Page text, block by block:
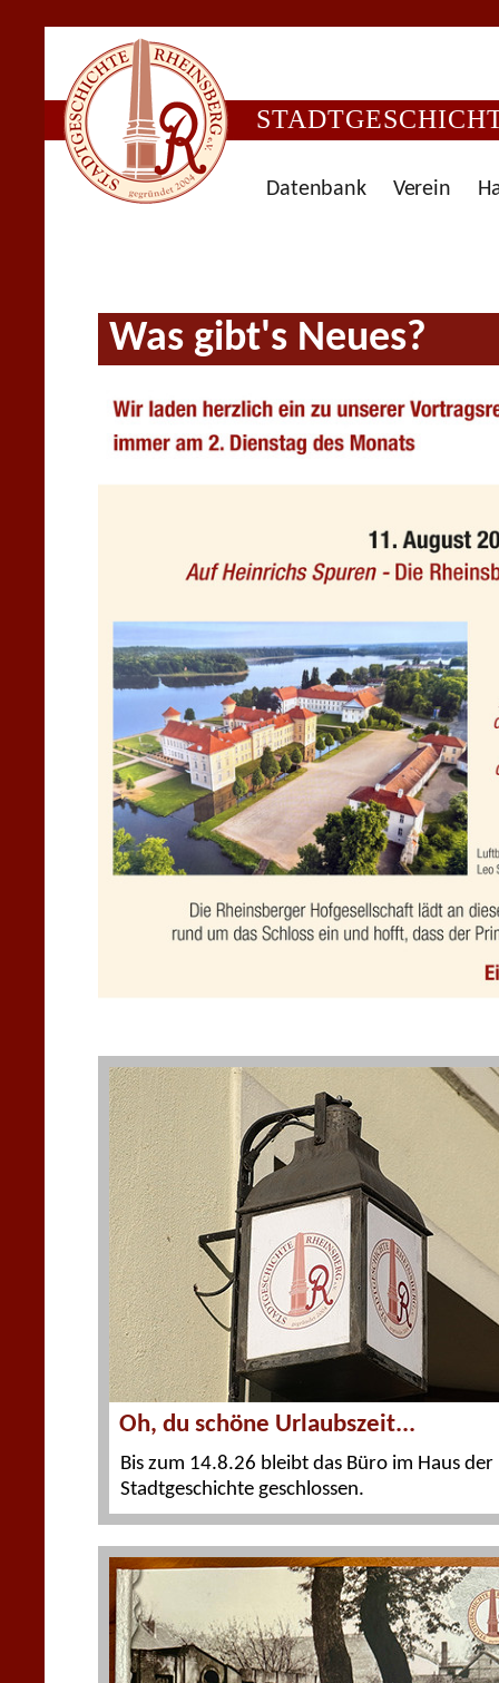
Datenbank Verein
Was gibt's Neues?
Oh, du schöne Urlaubszeit...
Bis zum 14.8.26 bleibt das Büro im Haus der
Stadtgeschichte geschlossen.